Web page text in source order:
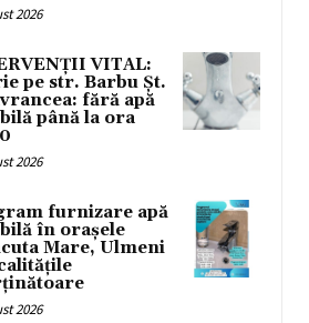
2026
VITAL:
pe str. Barbu Șt.
fără apă
până la ora
2026
furnizare apă
în orașele
Mare, Ulmeni
2026